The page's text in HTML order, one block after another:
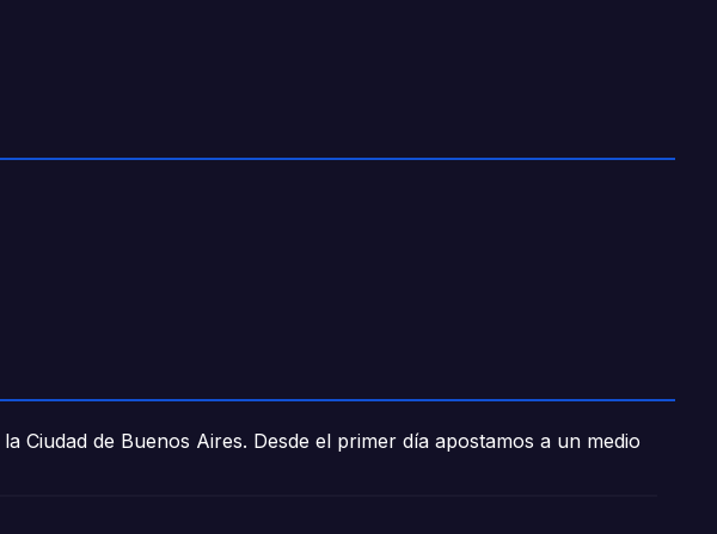
Ciudad de Buenos Aires. Desde el primer día apostamos a un medio